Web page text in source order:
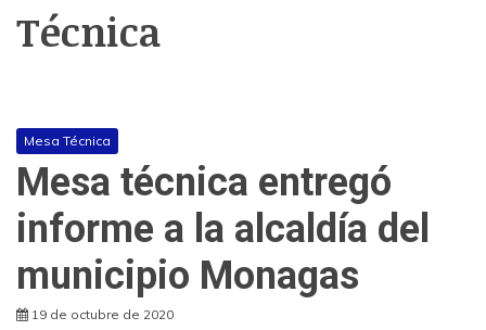
Técnica
Mesa Técnica
Mesa técnica entregó
informe a la alcaldía del
municipio Monagas
19 de octubre de 2020